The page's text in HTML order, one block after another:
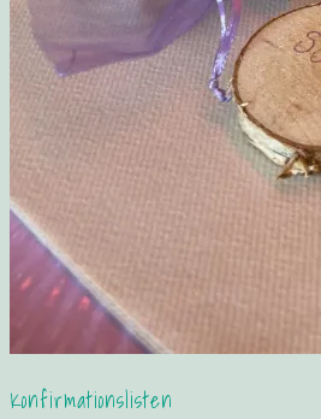
Konfirmationslisten